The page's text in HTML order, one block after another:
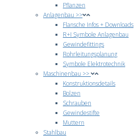
Pflanzen
Anlagenbau >>
Flansche Infos + Downloads
R+I Symbole Anlagenbau
Gewindefittings
Rohrleitungsplanung
Symbole Elektrotechnik
Maschinenbau >>
Konstruktionsdetails
Bolzen
Schrauben
Gewindestifte
Muttern
Stahlbau